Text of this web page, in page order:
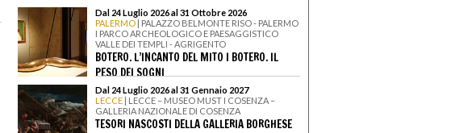
Dal 24 Luglio 2026 al 31 Ottobre 2026
PALERMO | PALAZZO BELMONTE RISO - PALERMO
I PARCO ARCHEOLOGICO E PAESAGGISTICO
VALLE DEI TEMPLI - AGRIGENTO
BOTERO. L’INCANTO DEL MITO I BOTERO. IL
PESO DEI SOGNI
Dal 24 Luglio 2026 al 31 Gennaio 2027
LECCE | LECCE – MUSEO MUST I COSENZA –
GALLERIA NAZIONALE DI COSENZA
TESORI NASCOSTI DELLA GALLERIA BORGHESE